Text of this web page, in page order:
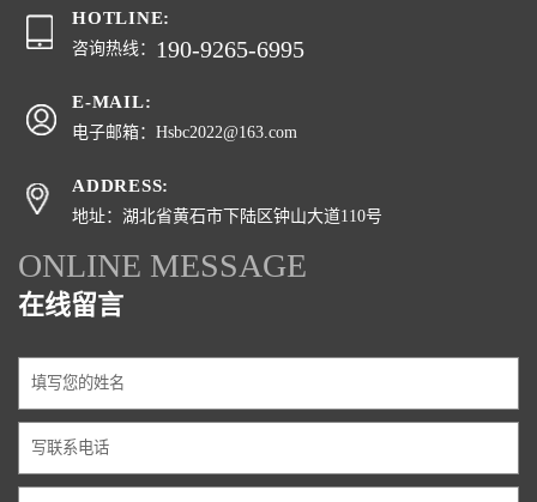
HOTLINE:
咨询热线： 190-9265-6995
E-MAIL:
电子邮箱：Hsbc2022@163.com
ADDRESS:
地址：湖北省黄石市下陆区钟山大道110号
ONLINE MESSAGE
在线留言